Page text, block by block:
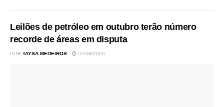
Leilões de petróleo em outubro terão número
recorde de áreas em disputa
POR TAYSA MEDEIROS 07/08/2026